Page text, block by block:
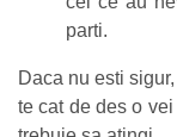
parti.
Daca nu esti
te cat de des o